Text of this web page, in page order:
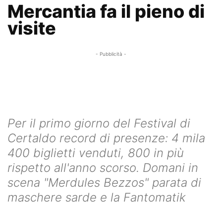
Mercantia fa il pieno di
visite
- Pubblicità -
Per il primo giorno del Festival di
Certaldo record di presenze: 4 mila
400 biglietti venduti, 800 in più
rispetto all'anno scorso. Domani in
scena "Merdules Bezzos" parata di
maschere sarde e la Fantomatik